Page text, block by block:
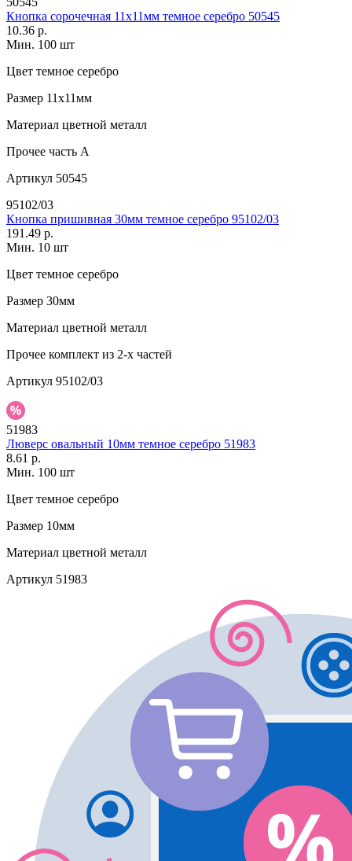
Кнопка сорочечная 11х11мм темное серебро 50545
10.36 р.
Мин. 100 шт
Цвет темное серебро
Размер 11х11мм
Материал цветной металл
Прочее часть A
Артикул 50545
95102/03
Кнопка пришивная 30мм темное серебро 95102/03
191.49 р.
Мин. 10 шт
Цвет темное серебро
Размер 30мм
Материал цветной металл
Прочее комплект из 2-х частей
Артикул 95102/03
51983
Люверс овальный 10мм темное серебро 51983
8.61 р.
Мин. 100 шт
Цвет темное серебро
Размер 10мм
Материал цветной металл
Артикул 51983